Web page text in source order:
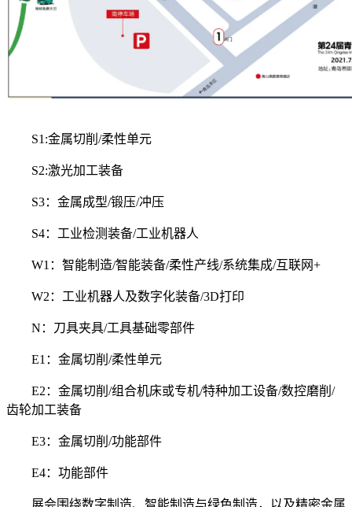
S1:金属切削/柔性单元
S2:激光加工装备
S3：金属成型/锻压/冲压
S4：工业检测装备/工业机器人
W1：智能制造/智能装备/柔性产线/系统集成/互联网+
W2：工业机器人及数字化装备/3D打印
N：刀具夹具/工具基础零部件
E1：金属切削/柔性单元
E2：金属切削/组合机床或专机/特种加工设备/数控磨削/
齿轮加工装备
E3：金属切削/功能部件
E4：功能部件
展会围绕数字制造、智能制造与绿色制造，以及精密金属